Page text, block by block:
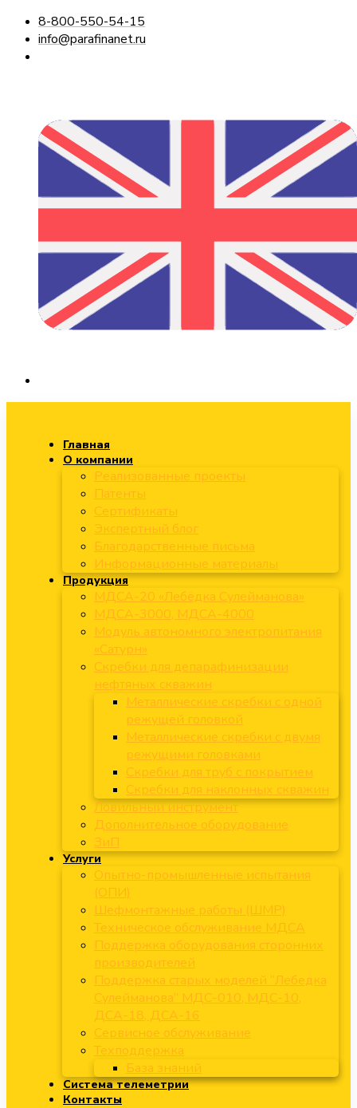
8-800-550-54-15
info@parafinanet.ru
Главная
О компании
Реализованные проекты
Патенты
Сертификаты
Экспертный блог
Благодарственные письма
Информационные материалы
Продукция
МДСА-20 «Лебёдка Сулейманова»
МДСА-3000, МДСА-4000
Модуль автономного электропитания
«Сатурн»
Скребки для депарафинизации
нефтяных скважин
Металлические скребки с одной
режущей головкой
Металлические скребки с двумя
режущими головками
Скребки для труб с покрытием
Скребки для наклонных скважин
Ловильный инструмент
Дополнительное оборудование
ЗиП
Услуги
Опытно-промышленные испытания
(ОПИ)
Шефмонтажные работы (ШМР)
Техническое обслуживание МДСА
Поддержка оборудования сторонних
производителей
Поддержка старых моделей “Лебедка
Сулейманова” МДС-010, МДС-10,
ДСА-18, ДСА-16
Сервисное обслуживание
Техподдержка
База знаний
Система телеметрии
Контакты